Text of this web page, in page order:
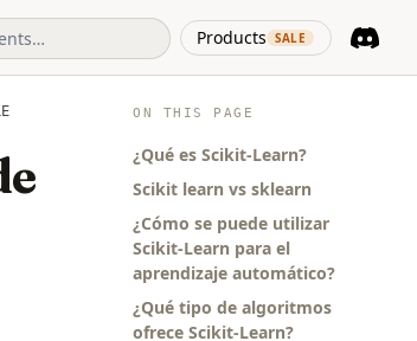
Products SALE
(opens in
ON THIS PAGE
¿Qué es Scikit-Learn?
Scikit learn vs sklearn
¿Cómo se puede utilizar
Scikit-Learn para el
aprendizaje automático?
¿Qué tipo de algoritmos
ofrece Scikit-Learn?